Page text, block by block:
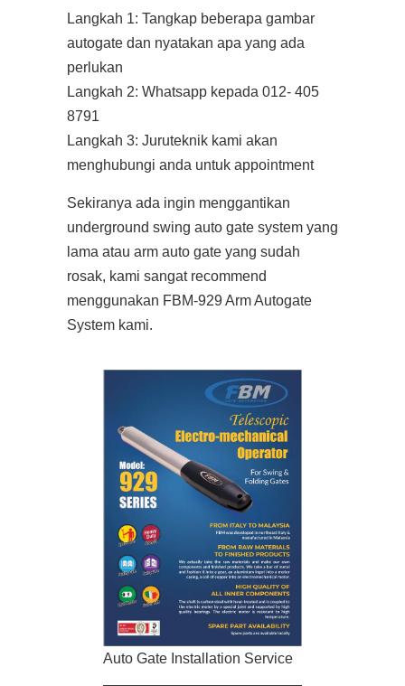
Langkah 1: Tangkap beberapa gambar
autogate dan nyatakan apa yang ada
perlukan
Langkah 2: Whatsapp kepada 012- 405
8791
Langkah 3: Juruteknik kami akan
menghubungi anda untuk appointment
Sekiranya ada ingin menggantikan
underground swing auto gate system yang
lama atau arm auto gate yang sudah
rosak, kami sangat recommend
menggunakan FBM-929 Arm Autogate
System kami.
Auto Gate Installation Service